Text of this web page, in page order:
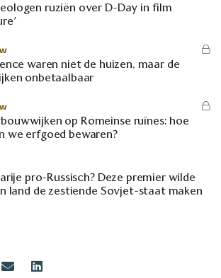
ruziën over D-Day in film
waren niet de huizen, maar de
onbetaalbaar
op Romeinse ruïnes: hoe
we erfgoed bewaren?
pro-Russisch? Deze premier wilde
land de zestiende Sovjet-staat maken